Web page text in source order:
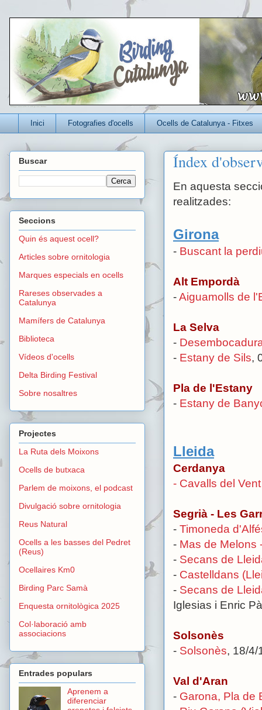
Un blog per conèixer millor els ocells que viuen a Catalunya
Inici Fotografies d'ocells Ocells de Catalunya - Fitxes
Índex
En aquesta
realitzades:
Girona
- Buscant la
Alt Empordà
-Aiguamolls de
La Selva
-
- Estany de Sils,
Pla de l'Estany
- Estany de
Lleida
Cerdanya
- Cavalls del
Segrià - Les
- Timoneda
- Mas de Melons
- Secans de
- Castelldans
- Secans de
Iglesias i Enric
Solsonès
- Solsonès, 18/4/
Val d'Aran
- Garona, Pla de
Buscar
Seccions
Quin és aquest ocell?
Articles sobre ornitologia
Marques especials en ocells
Rareses observades a
Catalunya
Mamífers de Catalunya
Biblioteca
Vídeos d'ocells
Delta Birding Festival
Sobre nosaltres
Projectes
La Ruta dels Moixons
Ocells de butxaca
Parlem de moixons, el podcast
Divulgació sobre ornitologia
Reus Natural
Ocells a les basses del Pedret
(Reus)
Ocellaires Km0
Birding Parc Samà
Enquesta ornitològica 2025
Col·laboració amb
associacions
Entrades populars
Aprenem a
diferenciar